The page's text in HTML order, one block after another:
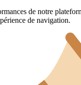
de notre
de navigation.